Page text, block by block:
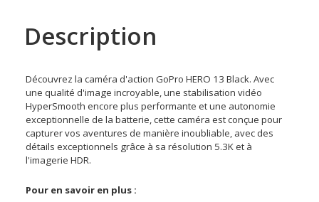
Description
Découvrez la caméra d'action GoPro HERO 13 Black. Avec
une qualité d'image incroyable, une stabilisation vidéo
HyperSmooth encore plus performante et une autonomie
exceptionnelle de la batterie, cette caméra est conçue pour
capturer vos aventures de manière inoubliable, avec des
détails exceptionnels grâce à sa résolution 5.3K et à
l'imagerie HDR.
Pour en savoir en plus :